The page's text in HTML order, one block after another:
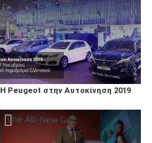
Η Peugeot στην Αυτοκίνηση 2019